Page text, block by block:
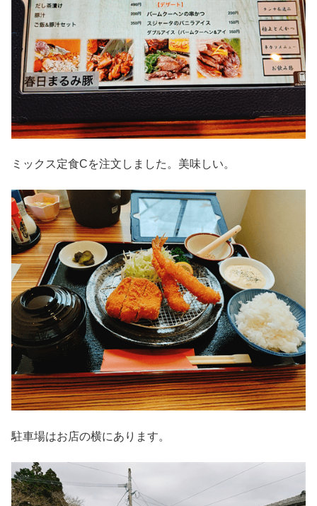
ミックス定食Cを注文しました。美味しい。
駐車場はお店の横にあります。